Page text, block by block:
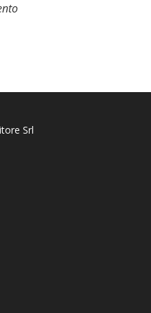
Srl